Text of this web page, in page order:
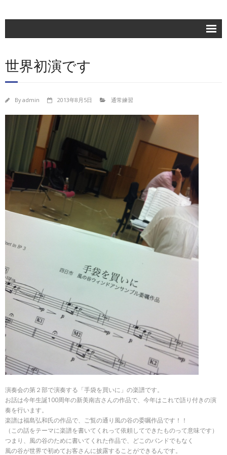
楽団紹介
ブログ
お問合せ
団員専用
世界初演です
Byadmin 2013年8月5日 通常練習
演奏会の第２部で演奏する「手袋を買いに」の楽譜です。
お話は今年生誕100周年の新美南吉さんの作品で、今年はこれで語り付きの演
奏を行います。
楽譜は福島弘和氏の作品で、ご覧の通り風の谷の委嘱作品です！！
（この話をテーマに楽譜を書いてくれって依頼してできたものって意味です）
つまり、風の谷のために書いてくれた作品で、どこのバンドでもなく
風の谷が世界で初めてお客さんに披露することができるんです。